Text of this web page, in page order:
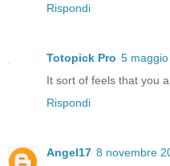
Rispondi
Totopick Pro 5
It sort of feels that you
Rispondi
Angel17 8 novembre